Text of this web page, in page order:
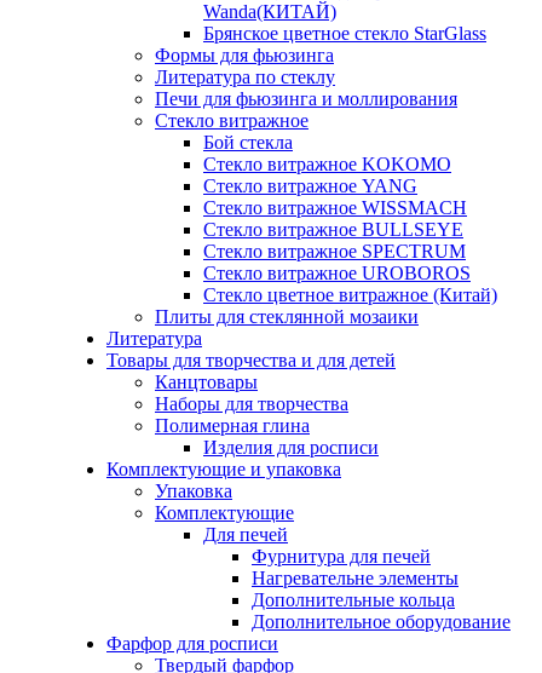
Wanda(КИТАЙ)
Брянское цветное стекло StarGlass
Формы для фьюзинга
Литература по стеклу
Печи для фьюзинга и моллирования
Стекло витражное
Бой стекла
Стекло витражное KOKOMO
Стекло витражное YANG
Стекло витражное WISSMACH
Стекло витражное BULLSEYE
Стекло витражное SPECTRUM
Стекло витражное UROBOROS
Стекло цветное витражное (Китай)
Плиты для стеклянной мозаики
Литература
Товары для творчества и для детей
Канцтовары
Наборы для творчества
Полимерная глина
Изделия для росписи
Комплектующие и упаковка
Упаковка
Комплектующие
Для печей
Фурнитура для печей
Нагревательне элементы
Дополнительные кольца
Дополнительное оборудование
Фарфор для росписи
Твердый фарфор